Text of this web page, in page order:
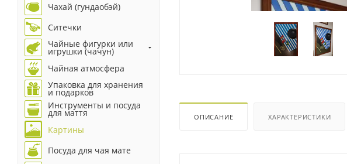
ОПИСАНИЕ ХАРАКТЕРИСТИКИ
Чахай (гундаобэй)
Ситечки
Чайные фигурки или
игрушки (чачун)
Чайная атмосфера
Упаковка для хранения
и подарков
Инструменты и посуда
для маття
Картины
Посуда для чая мате